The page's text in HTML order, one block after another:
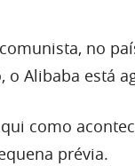
no
o Alibaba está
como
prévia.